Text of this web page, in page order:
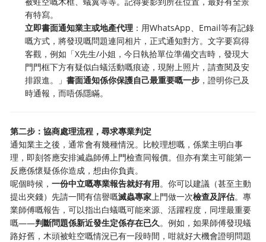
有特寫。
立即書面通知業主或地產代理 ：用WhatsApp、Email等有記錄
嘅方式，將發現嘅問題連同相片，正式通知對方。文字要寫得
客觀，例如「X先生/小姐，今日執拾單位準備交吉時，發現大
門門框下方有疑似白蟻活動嘅痕迹，現附上照片，請查閱及安
排跟進。」書面通知係你保護自己最重要嘅一步 ，證明你已及
時通報，而唔係隱瞞。
第二步：協商處理流程，尋求專業判定
通知業主之後，通常會有幾種情況。比較理想嘅，係業主明白事
理，即刻答應安排滅蟲師傅上門檢查同報價。但亦有業主可能第一
反應係懷疑係你造成，想由你負責。
呢個時候，一份中立嘅專業報告就好有用。你可以建議（甚至主動
提出夾錢）先請一間有信譽嘅滅蟲專家上門做一次檢查及評估。專
業師傅嘅報告，可以指出白蟻嘅可能來源、活躍程度，同埋最重要
嘅——判斷問題係新近發生定係存在已久。例如，如果師傅發現蟻
路好舊，木頭被蛀空嘅情況已有一段時間，咁就好大機會證明問題